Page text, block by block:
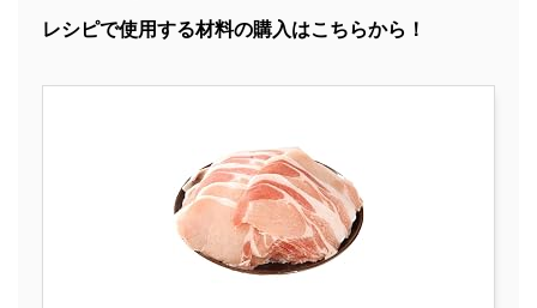
レシピで使用する材料の購入はこちらから！